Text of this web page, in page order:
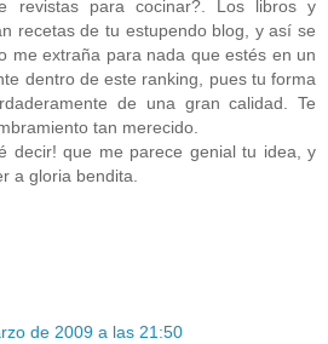
revistas para cocinar?. Los libros y
recetas de tu estupendo blog, y así se
me extraña para nada que estés en un
dentro de este ranking, pues tu forma
de una gran calidad. Te
tan merecido.
decir! que me parece genial tu idea, y
a gloria bendita.
de 2009 a las 21:50